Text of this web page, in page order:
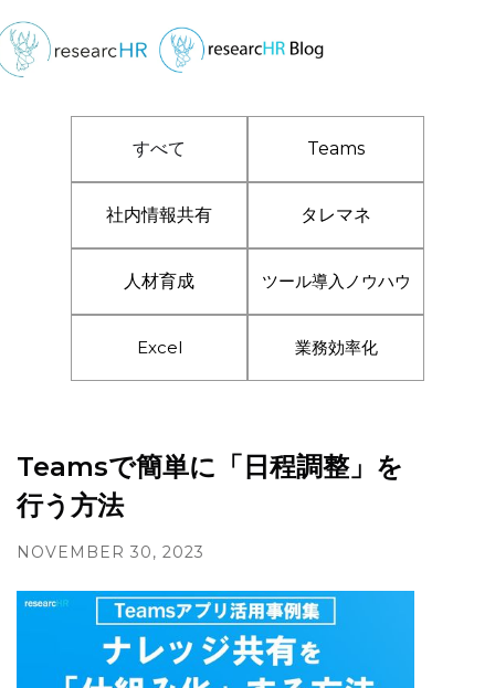
すべて Teams
社内情報共有 タレマネ
人材育成 ツール導入ノウハウ
Excel 業務効率化
Teamsで簡単に「日程調整」を
行う方法
NOVEMBER 30, 2023